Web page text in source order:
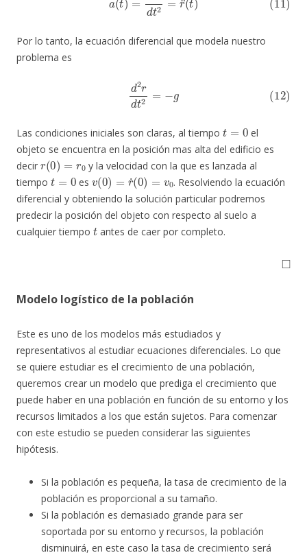
Por lo tanto, la ecuación diferencial que modela nuestro
problema es
d
Las condiciones iniciales son claras, al tiempo
el
objeto se encuentra en la posición mas alta del edificio es
decir
r 0) =r0
y la velocidad con la que es lanzada al
tiempo
t= 0
es
v(0)=r˙(0)= v0
. Resolviendo la ecuación
diferencial y obteniendo la solución particular podremos
predecir la posición del objeto con respecto al suelo a
cualquier tiempo
t
antes de caer por completo.
Modelo logístico de la población
Este es uno de los modelos más estudiados y
representativos al estudiar ecuaciones diferenciales. Lo que
se quiere estudiar es el crecimiento de una población,
queremos crear un modelo que prediga el crecimiento que
puede haber en una población en función de su entorno y los
recursos limitados a los que están sujetos. Para comenzar
con este estudio se pueden considerar las siguientes
hipótesis.
Si la población es pequeña, la tasa de crecimiento de la
población es proporcional a su tamaño.
Si la población es demasiado grande para ser
soportada por su entorno y recursos, la población
disminuirá, en este caso la tasa de crecimiento será